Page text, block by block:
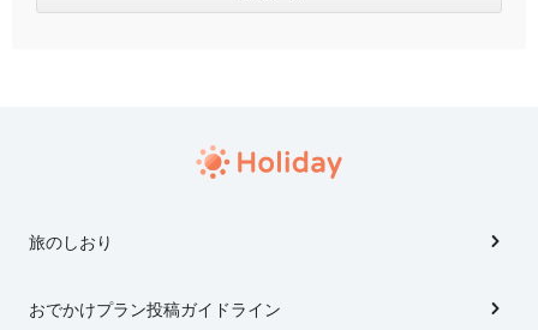
旅のしおり
おでかけプラン投稿ガイドライン